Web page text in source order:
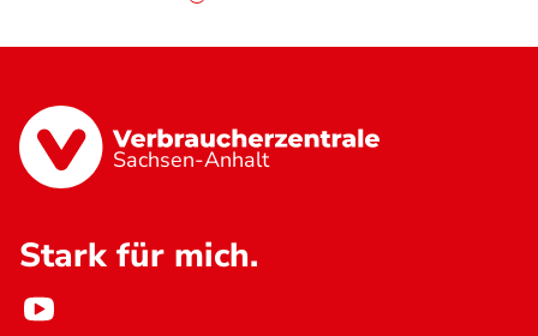
Sachsen-Anhalt
Stark für mich.